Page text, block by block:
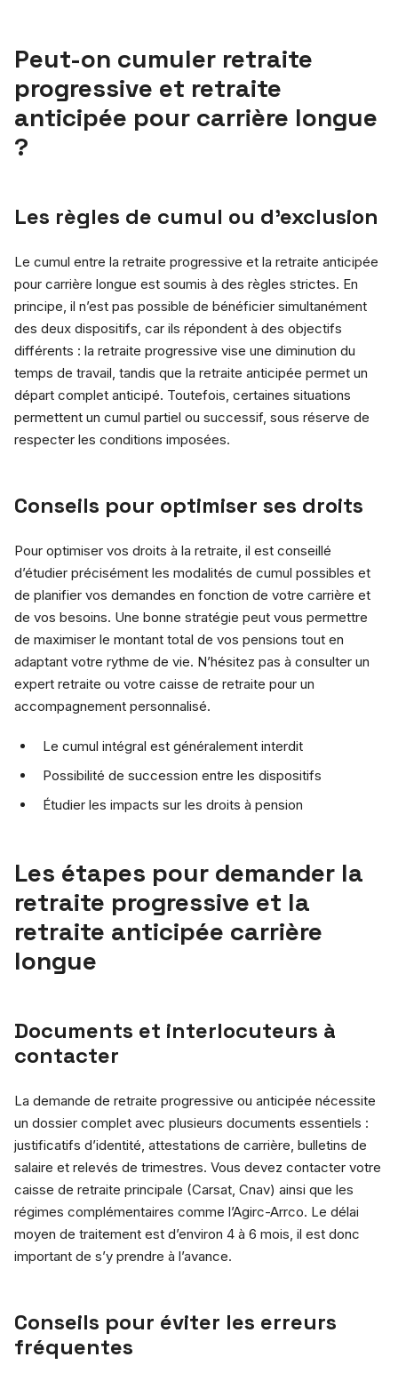
Peut-on cumuler retraite
progressive et retraite
anticipée pour carrière longue
?
Les règles de cumul ou d’exclusion
Le cumul entre la retraite progressive et la retraite anticipée
pour carrière longue est soumis à des règles strictes. En
principe, il n’est pas possible de bénéficier simultanément
des deux dispositifs, car ils répondent à des objectifs
différents : la retraite progressive vise une diminution du
temps de travail, tandis que la retraite anticipée permet un
départ complet anticipé. Toutefois, certaines situations
permettent un cumul partiel ou successif, sous réserve de
respecter les conditions imposées.
Conseils pour optimiser ses droits
Pour optimiser vos droits à la retraite, il est conseillé
d’étudier précisément les modalités de cumul possibles et
de planifier vos demandes en fonction de votre carrière et
de vos besoins. Une bonne stratégie peut vous permettre
de maximiser le montant total de vos pensions tout en
adaptant votre rythme de vie. N’hésitez pas à consulter un
expert retraite ou votre caisse de retraite pour un
accompagnement personnalisé.
Le cumul intégral est généralement interdit
Possibilité de succession entre les dispositifs
Étudier les impacts sur les droits à pension
Les étapes pour demander la
retraite progressive et la
retraite anticipée carrière
longue
Documents et interlocuteurs à
contacter
La demande de retraite progressive ou anticipée nécessite
un dossier complet avec plusieurs documents essentiels :
justificatifs d’identité, attestations de carrière, bulletins de
salaire et relevés de trimestres. Vous devez contacter votre
caisse de retraite principale (Carsat, Cnav) ainsi que les
régimes complémentaires comme l’Agirc-Arrco. Le délai
moyen de traitement est d’environ 4 à 6 mois, il est donc
important de s’y prendre à l’avance.
Conseils pour éviter les erreurs
fréquentes